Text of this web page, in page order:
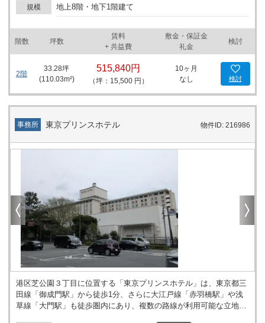
周辺には飲食店やコンビニエンスストア、銀行など、ビジネスパー
ソンが日常的に必要とする施設が充実しており、オフィス環境とし
ての魅力も兼ね備えています。 設備面では、ビル内には2機のエレ
ベーターが設置されており、高い稼働率を維持しながらも、ビル内
の人の流れをスムーズにする設計となっています。また、リニュー
アル工事によって導入された二重窓は、ビル内の快適性を大きく向
上させるだけでなく、省エネルギーの観点からも貢献しています。
これにより、企業はオペレーションコストの削減にも繋がります。
東京建硝ビルは、その立地、設備、周辺環境において、様々なビジ
ネスの展開に適した環境を提供しています。特に、外部の騒音に悩
まされることなく集中して仕事に取り組みたい企業や、アクセスの
良さを重視する企業にとって、最適なオフィススペースと言えるで
備え、企業が次のステップに進むための基盤を提供する、非常に魅
規模 地上8階・地下1階建て
階数 坪数
賃料
+ 共益費
敷金・保証金
礼金
検討
2階
33.28坪
(110.03m²)
515,840円
（坪：15,500 円）
10ヶ月
なし
検討
事務所 東京プリンスホテル 物件ID: 216986
港区芝公園３丁目に位置する「東京プリンスホテル」は、東京都三
田線「御成門駅」から徒歩1分、さらに大江戸線「赤羽橋駅」や浅
草線「大門駅」も徒歩圏内にあり、複数の路線が利用可能な立地で